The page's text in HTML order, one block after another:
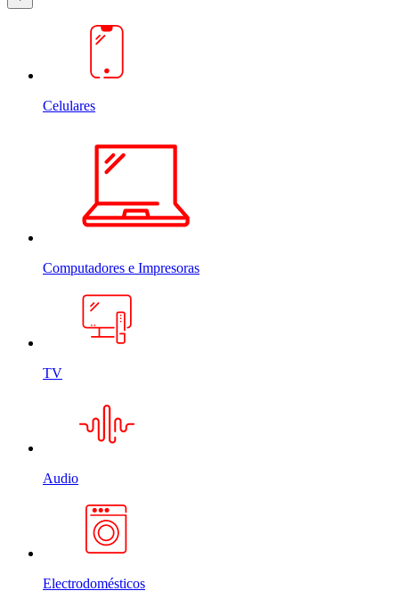
Celulares
Computadores e Impresoras
TV
Audio
Electrodomésticos